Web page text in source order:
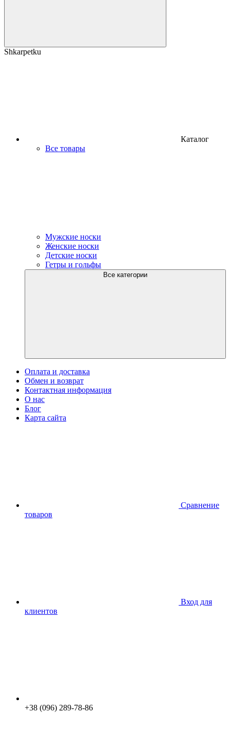
Shkarpetku
Каталог
Все товары
Мужские носки
Женские носки
Детские носки
Гетры и гольфы
Все категории
Оплата и доставка
Обмен и возврат
Контактная информация
О нас
Блог
Карта сайта
Сравнение
товаров
Вход для
клиентов
+38 (096) 289-78-86